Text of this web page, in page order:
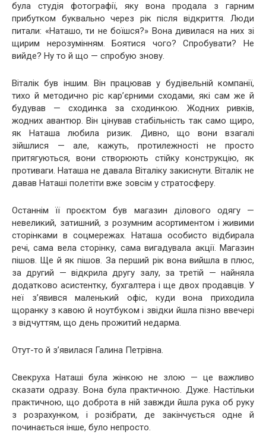
була студія фотографії, яку вона продала з гарним
прибутком буквально через рік після відкриття. Люди
питали: «Наташо, ти не боїшся?» Вона дивилася на них зі
щирим нерозумінням. Боятися чого? Спробувати? Не
вийде? Ну то й що — спробую знову.
Віталік був іншим. Він працював у будівельній компанії,
тихо й методично ріс кар’єрними сходами, які сам же й
будував — сходинка за сходинкою. Жодних ривків,
жодних авантюр. Він цінував стабільність так само щиро,
як Наташа любила ризик. Дивно, що вони взагалі
зійшлися — але, кажуть, протилежності не просто
притягуються, вони створюють стійку конструкцію, як
противаги. Наташа не давала Віталіку закиснути. Віталік не
давав Наташі полетіти вже зовсім у стратосферу.
Останнім її проєктом був магазин ділового одягу —
невеликий, затишний, з розумним асортиментом і живими
сторінками в соцмережах. Наташа особисто відбирала
речі, сама вела сторінку, сама вигадувала акції. Магазин
пішов. Ще й як пішов. За перший рік вона вийшла в плюс,
за другий — відкрила другу залу, за третій — найняла
додатково асистентку, бухгалтера і ще двох продавців. У
неї з’явився маленький офіс, куди вона приходила
щоранку з кавою й ноутбуком і звідки йшла пізно ввечері
з відчуттям, що день прожитий недарма.
Отут-то й з’явилася Галина Петрівна.
Свекруха Наташі була жінкою не злою — це важливо
сказати одразу. Вона була практичною. Дуже. Настільки
практичною, що доброта в ній завжди йшла рука об руку
з розрахунком, і розібрати, де закінчується одне й
починається інше, було непросто.